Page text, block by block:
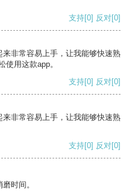
支持[0] 反对[0]
非常容易上手，让我能够快速熟
使用这款app。
支持[0] 反对[0]
非常容易上手，让我能够快速熟
支持[0] 反对[0]
时间。